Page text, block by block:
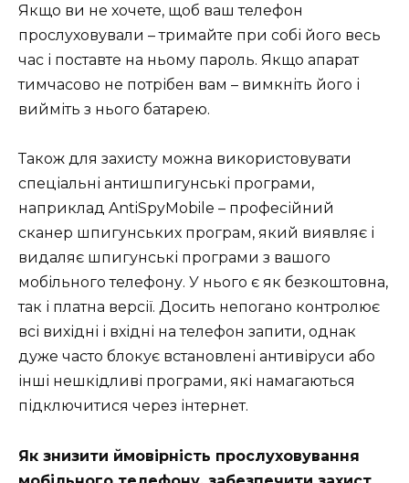
Якщо ви не хочете, щоб ваш телефон
прослуховували – тримайте при собі його весь
час і поставте на ньому пароль. Якщо апарат
тимчасово не потрібен вам – вимкніть його і
вийміть з нього батарею.
Також для захисту можна використовувати
спеціальні антишпигунські програми,
наприклад AntiSpyMobile – професійний
сканер шпигунських програм, який виявляє і
видаляє шпигунські програми з вашого
мобільного телефону. У нього є як безкоштовна,
так і платна версії. Досить непогано контролює
всі вихідні і вхідні на телефон запити, однак
дуже часто блокує встановлені антивіруси або
інші нешкідливі програми, які намагаються
підключитися через інтернет.
Як знизити ймовірність прослуховування